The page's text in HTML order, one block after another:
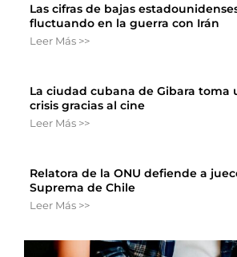
Las cifras de bajas
fluctuando en la guerra con Irán
Leer Más >>
La ciudad cubana de Gibara toma
crisis gracias al cine
Leer Más >>
Relatora de la ONU defiende a
Suprema de Chile
Leer Más >>